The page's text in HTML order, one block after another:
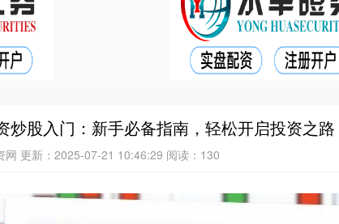
炒股入门：新手必备指南，轻松开启投资之路
网 更新：2025-07-21 10:46:29 阅读：130